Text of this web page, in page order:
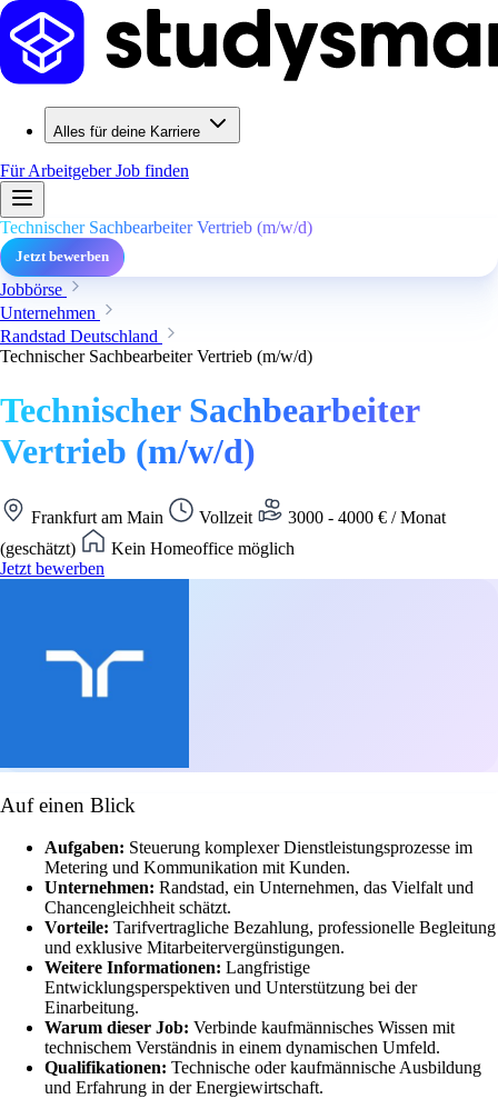
Alles für deine Karriere
Für ArbeitgeberJob finden
Technischer Sachbearbeiter Vertrieb (m/w/d)
Jetzt bewerben
Jobbörse
Unternehmen
Randstad Deutschland
Technischer Sachbearbeiter Vertrieb (m/w/d)
Technischer Sachbearbeiter
Vertrieb (m/w/d)
Frankfurt am Main Vollzeit
3000 - 4000 € / Monat
(geschätzt)
Kein Homeoffice möglich
Jetzt bewerben
Auf einen Blick
Aufgaben: Steuerung komplexer Dienstleistungsprozesse im
Metering und Kommunikation mit Kunden.
Unternehmen: Randstad, ein Unternehmen, das Vielfalt und
Chancengleichheit schätzt.
Vorteile: Tarifvertragliche Bezahlung, professionelle Begleitung
und exklusive Mitarbeitervergünstigungen.
Weitere Informationen: Langfristige
Entwicklungsperspektiven und Unterstützung bei der
Einarbeitung.
Warum dieser Job: Verbinde kaufmännisches Wissen mit
technischem Verständnis in einem dynamischen Umfeld.
Qualifikationen: Technische oder kaufmännische Ausbildung
und Erfahrung in der Energiewirtschaft.